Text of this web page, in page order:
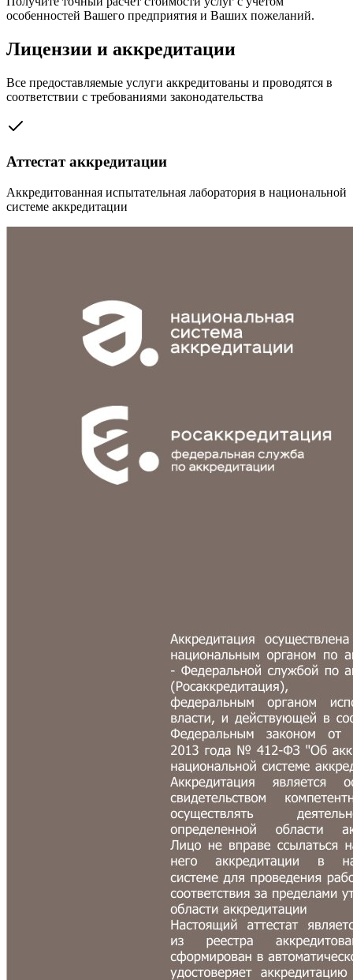
особенностей Вашего предприятия и Ваших пожеланий.
Лицензии и аккредитации
Все предоставляемые услуги аккредитованы и проводятся в
соответствии с требованиями законодательства
Аттестат аккредитации
Аккредитованная испытательная лаборатория в национальной
системе аккредитации